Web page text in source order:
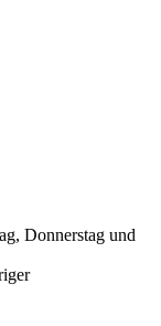
Donnerstag und